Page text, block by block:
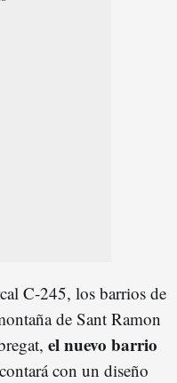
C‑245, los barrios de
de Sant Ramon
el nuevo barrio
con un diseño